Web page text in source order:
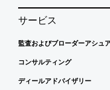
サービス
監査およびブローダーアシュ
コンサルティング
ディールアドバイザリー